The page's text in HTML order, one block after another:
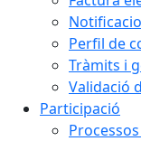
Perfil de
Tràmits i
Validació
Participació